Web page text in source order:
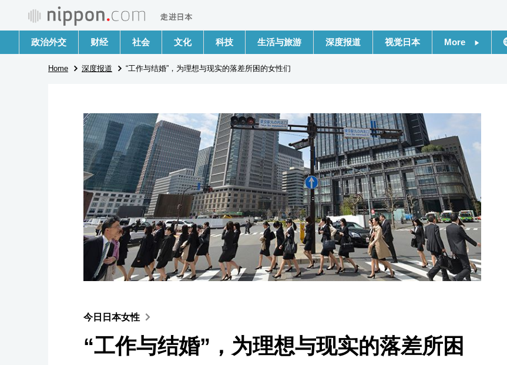
政治外交 财经 社会 文化 科技 生活与旅游 深度报道 视觉日本 More
日本一瞥
人物访谈
东京
编辑部通知
Home 深度报道 “工作与结婚”，为理想与现实的落差所困的女性们
今日日本女性
“工作与结婚”，为理想与现实的落差所困